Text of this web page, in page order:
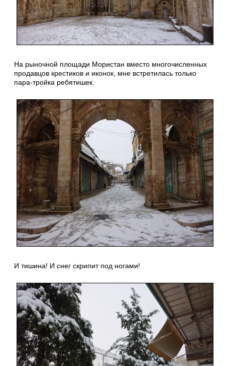
На рыночной площади Мористан вместо многочисленных
продавцов крестиков и иконок, мне встретилась только
пара-тройка ребятишек.
И тишина! И снег скрипит под ногами!